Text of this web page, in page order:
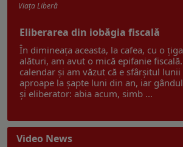
Viaţa Liberă
Eliberarea din iobăgia fiscală
În dimineața aceasta, la cafea, cu o
alături, am avut o mică epifanie
calendar și am văzut că e sfârșitul
aproape la șapte luni din an, iar
și eliberator: abia acum, simb ...
Video News